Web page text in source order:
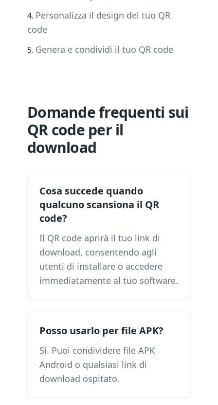
Personalizza il design del tuo QR
code
Genera e condividi il tuo QR code
Domande frequenti sui
QR code per il
download
Cosa succede quando
qualcuno scansiona il QR
code?
Il QR code aprirà il tuo link di
download, consentendo agli
utenti di installare o accedere
immediatamente al tuo software.
Posso usarlo per file APK?
Sì. Puoi condividere file APK
Android o qualsiasi link di
download ospitato.